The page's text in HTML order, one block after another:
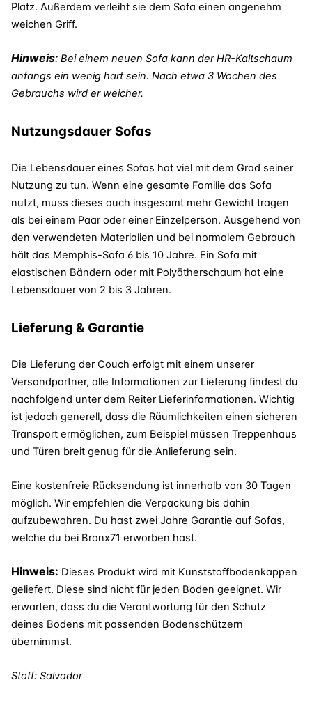
Platz. Außerdem verleiht sie dem Sofa einen angenehm
weichen Griff.
Hinweis: Bei einem neuen Sofa kann der HR-Kaltschaum
anfangs ein wenig hart sein. Nach etwa 3 Wochen des
Gebrauchs wird er weicher.
Nutzungsdauer Sofas
Die Lebensdauer eines Sofas hat viel mit dem Grad seiner
Nutzung zu tun. Wenn eine gesamte Familie das Sofa
nutzt, muss dieses auch insgesamt mehr Gewicht tragen
als bei einem Paar oder einer Einzelperson. Ausgehend von
den verwendeten Materialien und bei normalem Gebrauch
hält das Memphis-Sofa 6 bis 10 Jahre. Ein Sofa mit
elastischen Bändern oder mit Polyätherschaum hat eine
Lebensdauer von 2 bis 3 Jahren.
Lieferung & Garantie
Die Lieferung der Couch erfolgt mit einem unserer
Versandpartner, alle Informationen zur Lieferung findest du
nachfolgend unter dem Reiter Lieferinformationen. Wichtig
ist jedoch generell, dass die Räumlichkeiten einen sicheren
Transport ermöglichen, zum Beispiel müssen Treppenhaus
und Türen breit genug für die Anlieferung sein.
Eine kostenfreie Rücksendung ist innerhalb von 30 Tagen
möglich. Wir empfehlen die Verpackung bis dahin
aufzubewahren. Du hast zwei Jahre Garantie auf Sofas,
welche du bei Bronx71 erworben hast.
Hinweis: Dieses Produkt wird mit Kunststoffbodenkappen
geliefert. Diese sind nicht für jeden Boden geeignet. Wir
erwarten, dass du die Verantwortung für den Schutz
deines Bodens mit passenden Bodenschützern
übernimmst.
Stoff: Salvador